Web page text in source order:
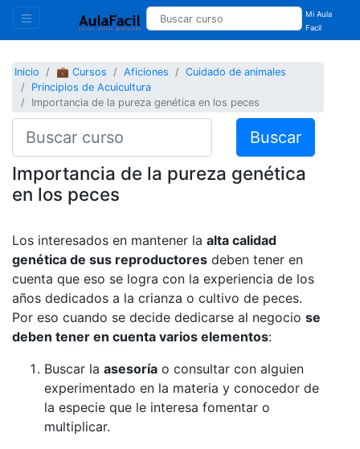
Mi Aula
Facil
Inicio 💼 Cursos Aficiones
Cuidado de animales
Principios de Acuicultura
Importancia de la pureza genética en los peces
Buscar
Importancia de la pureza genética
en los peces
Los interesados en mantener la alta calidad
genética de sus reproductores deben tener en
cuenta que eso se logra con la experiencia de los
años dedicados a la crianza o cultivo de peces.
Por eso cuando se decide dedicarse al negocio se
deben tener en cuenta varios elementos:
Buscar la asesoría o consultar con alguien
experimentado en la materia y conocedor de
la especie que le interesa fomentar o
multiplicar.